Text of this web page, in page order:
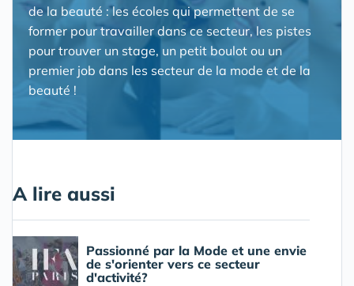
de la beauté : les écoles qui permettent de se
former pour travailler dans ce secteur, les pistes
pour trouver un stage, un petit boulot ou un
premier job dans les secteur de la mode et de la
beauté !
A lire aussi
Passionné par la Mode et une envie
de s'orienter vers ce secteur
d'activité?